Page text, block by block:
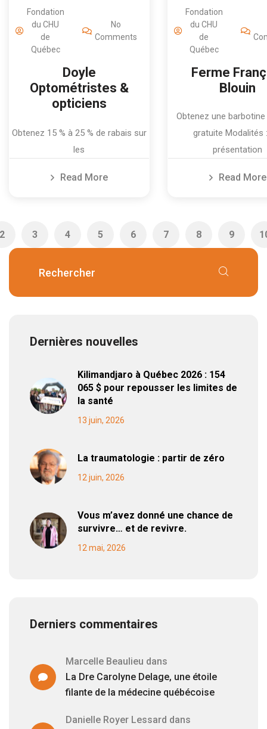
Fondation
du CHU
de
Québec
No
Comments
Doyle
Optométristes &
opticiens
Obtenez 15 % à 25 % de rabais sur
les
Read More
Fondation
du CHU
de
Québec
Ferme
Blouin
Obtenez une
gratuite Modalités
présentation
Read More
2 3 4 5 6 7 8 9
Dernières nouvelles
Kilimandjaro à Québec 2026 : 154
065 $ pour repousser les limites de
la santé
13 juin, 2026
La traumatologie : partir de zéro
12 juin, 2026
Vous m’avez donné une chance de
survivre… et de revivre.
12 mai, 2026
Derniers commentaires
Marcelle Beaulieu dans
La Dre Carolyne Delage, une étoile
filante de la médecine québécoise
Danielle Royer Lessard dans